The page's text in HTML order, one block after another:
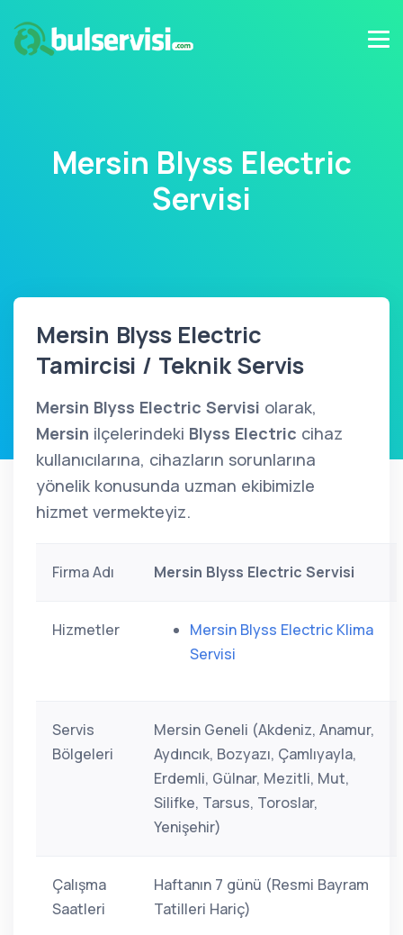
Mersin Blyss Electric
Servisi
Mersin Blyss Electric
Tamircisi / Teknik Servis
Mersin Blyss Electric Servisi olarak,
Mersin ilçelerindeki Blyss Electric cihaz
kullanıcılarına, cihazların sorunlarına
yönelik konusunda uzman ekibimizle
hizmet vermekteyiz.
Firma Adı Mersin Blyss Electric Servisi
Hizmetler
Mersin Blyss Electric Klima
Servisi
Servis
Bölgeleri
Mersin Geneli (Akdeniz, Anamur,
Aydıncık, Bozyazı, Çamlıyayla,
Erdemli, Gülnar, Mezitli, Mut,
Silifke, Tarsus, Toroslar,
Yenişehir)
Çalışma
Saatleri
Haftanın 7 günü (Resmi Bayram
Tatilleri Hariç)